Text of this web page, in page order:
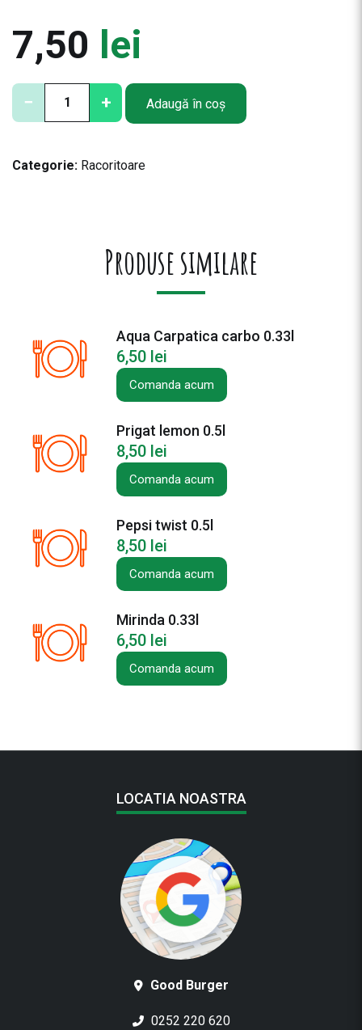
7,50 lei
C
i
− + Adaugă în coș
Categorie: Racoritoare
Produse similare
Aqua Carpatica carbo 0.33l
6,50 lei
Comanda acum
Prigat lemon 0.5l
8,50 lei
Comanda acum
Pepsi twist 0.5l
8,50 lei
Comanda acum
Mirinda 0.33l
6,50 lei
Comanda acum
LOCATIA NOASTRA
Good Burger
0252 220 620